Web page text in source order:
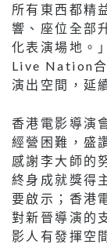
所有東西都精
響、座位全部
化表演場地。
Live Nation合
演出空間，延
香港電影導演
經營困難，盛
感謝李大師的
終身成就獎得
要啟示；香港
對新晉導演的
影人有發揮空